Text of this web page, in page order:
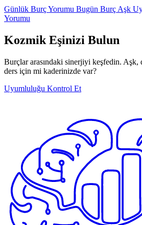
Günlük Burç Yorumu Bugün Burç Aşk
Yorumu
Kozmik Eşinizi Bulun
Burçlar arasındaki sinerjiyi keşfedin.
ders için mi kaderinizde var?
Uyumluluğu Kontrol Et